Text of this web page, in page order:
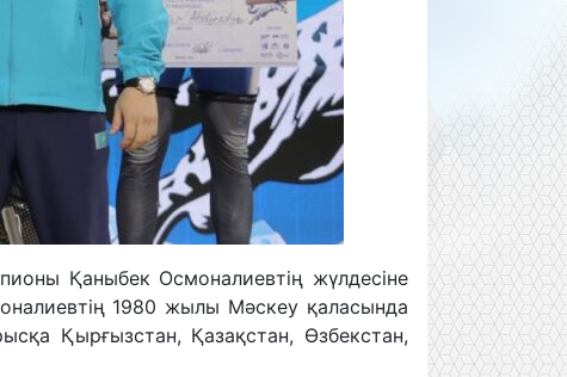
Қаныбек Осмоналиевтің жүлдесіне
1980 жылы Мәскеу қаласында
Қырғызстан, Қазақстан, Өзбекстан,